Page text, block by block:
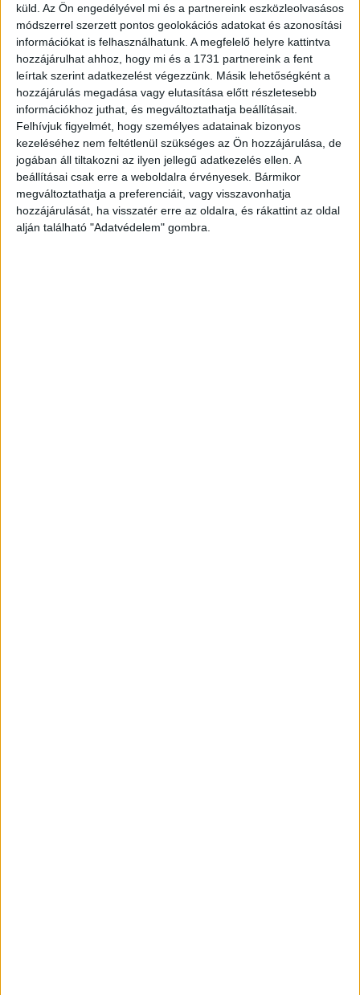
küld. Az Ön engedélyével mi és a partnereink eszközleolvasásos
módszerrel szerzett pontos geolokációs adatokat és azonosítási
információkat is felhasználhatunk. A megfelelő helyre kattintva
hozzájárulhat ahhoz, hogy mi és a 1731 partnereink a fent
leírtak szerint adatkezelést végezzünk. Másik lehetőségként a
hozzájárulás megadása vagy elutasítása előtt részletesebb
információkhoz juthat, és megváltoztathatja beállításait.
Felhívjuk figyelmét, hogy személyes adatainak bizonyos
kezeléséhez nem feltétlenül szükséges az Ön hozzájárulása, de
jogában áll tiltakozni az ilyen jellegű adatkezelés ellen. A
beállításai csak erre a weboldalra érvényesek. Bármikor
megváltoztathatja a preferenciáit, vagy visszavonhatja
hozzájárulását, ha visszatér erre az oldalra, és rákattint az oldal
alján található "Adatvédelem" gombra.
„Az unokahúgom nehezen kezdte az óvodás napjait..”